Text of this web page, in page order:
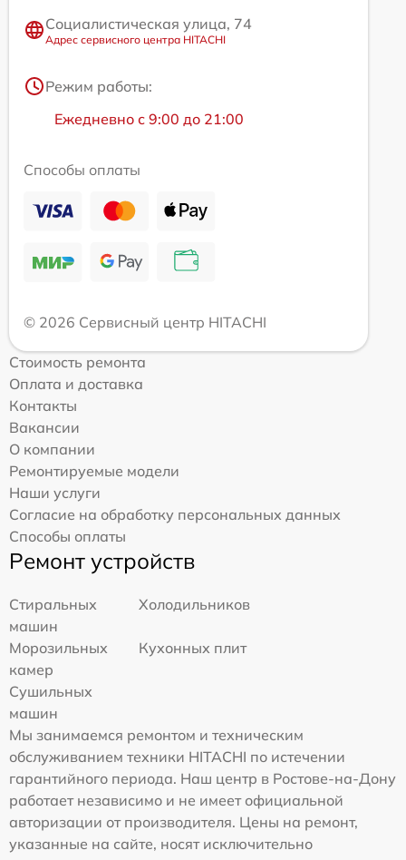
Социалистическая улица, 74
Адрес сервисного центра HITACHI
Режим работы:
Ежедневно с 9:00 до 21:00
Способы оплаты
© 2026 Сервисный центр HITACHI
Стоимость ремонта
Оплата и доставка
Контакты
Вакансии
О компании
Ремонтируемые модели
Наши услуги
Согласие на обработку персональных данных
Способы оплаты
Ремонт устройств
Стиральных
машин
Холодильников
Морозильных
камер
Кухонных плит
Сушильных
машин
Мы занимаемся ремонтом и техническим
обслуживанием техники HITACHI по истечении
гарантийного периода. Наш центр в Ростове-на-Дону
работает независимо и не имеет официальной
авторизации от производителя. Цены на ремонт,
указанные на сайте, носят исключительно